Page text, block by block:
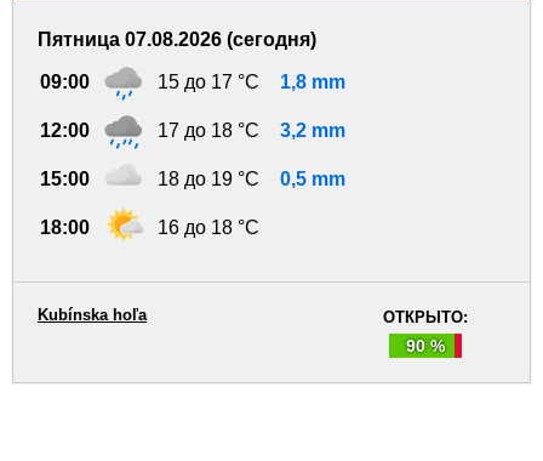
Пятница 07.08.2026 (сегодня)
09:00 15 до 17 °C 1,8 mm
12:00 17 до 18 °C 3,2 mm
15:00 18 до 19 °C 0,5 mm
18:00 16 до 18 °C
ОТКРЫТО:
90 %
Kubínska hoľa